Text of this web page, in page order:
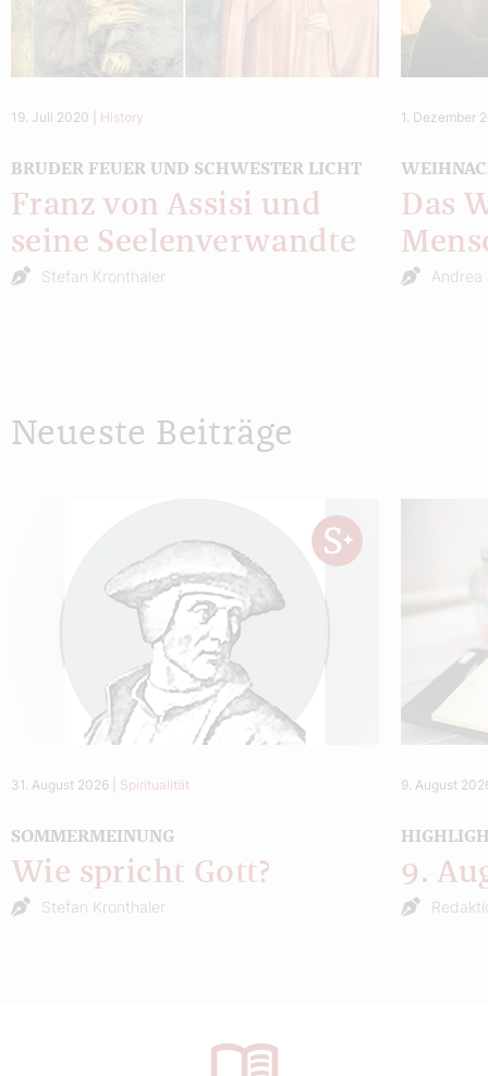
19. Juli 2020 History
BRUDER FEUER UND SCHWESTER LICHT
Franz von Assisi und
seine Seelenverwandte
Stefan Kronthaler
1. Dezember
Das
Andrea
Neueste Beiträge
31. August 2026 Spiritualität
SOMMERMEINUNG
Wie spricht Gott?
Stefan Kronthaler
9. August
9.